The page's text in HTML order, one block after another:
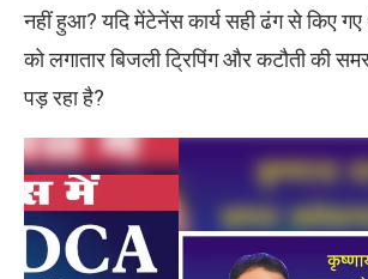
नहीं हुआ? यदि मेंटेनेंस कार्य सही ढंग से किए
को लगातार बिजली ट्रिपिंग और कटौती की
पड़ रहा है?